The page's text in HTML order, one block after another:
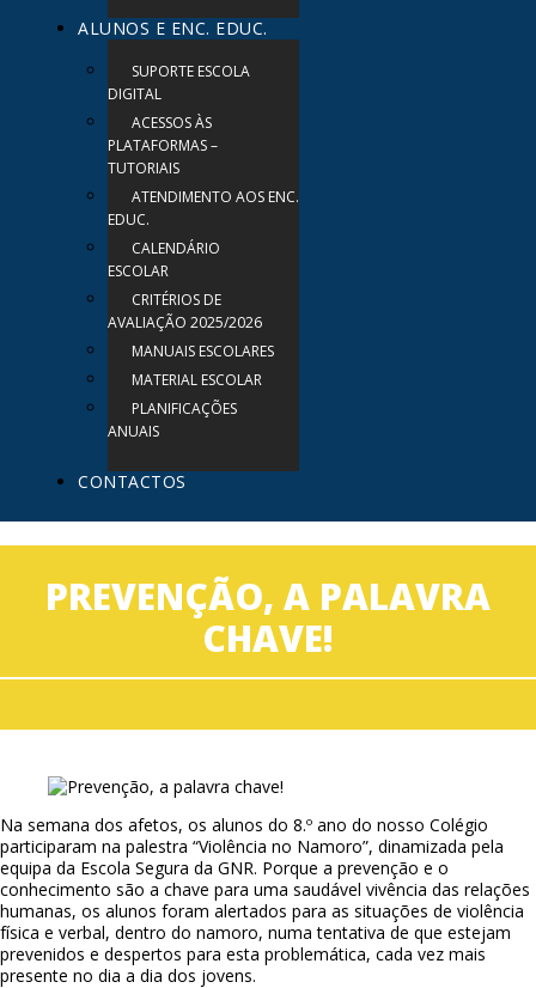
ALUNOS E ENC. EDUC.
SUPORTE ESCOLA
DIGITAL
ACESSOS ÀS
PLATAFORMAS –
TUTORIAIS
ATENDIMENTO AOS ENC.
EDUC.
CALENDÁRIO
ESCOLAR
CRITÉRIOS DE
AVALIAÇÃO 2025/2026
MANUAIS ESCOLARES
MATERIAL ESCOLAR
PLANIFICAÇÕES
ANUAIS
CONTACTOS
PREVENÇÃO, A PALAVRA
CHAVE!
Na semana dos afetos, os alunos do 8.º ano do nosso Colégio
participaram na palestra “Violência no Namoro”, dinamizada pela
equipa da Escola Segura da GNR. Porque a prevenção e o
conhecimento são a chave para uma saudável vivência das relações
humanas, os alunos foram alertados para as situações de violência
física e verbal, dentro do namoro, numa tentativa de que estejam
prevenidos e despertos para esta problemática, cada vez mais
presente no dia a dia dos jovens.